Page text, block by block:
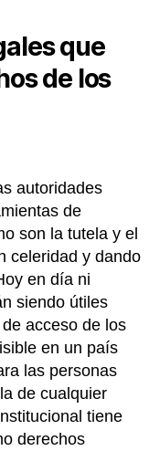
que
de los
autoridades
de
son la tutela y el
celeridad y dando
en día ni
siendo útiles
acceso de los
en un país
las personas
de cualquier
tiene
derechos